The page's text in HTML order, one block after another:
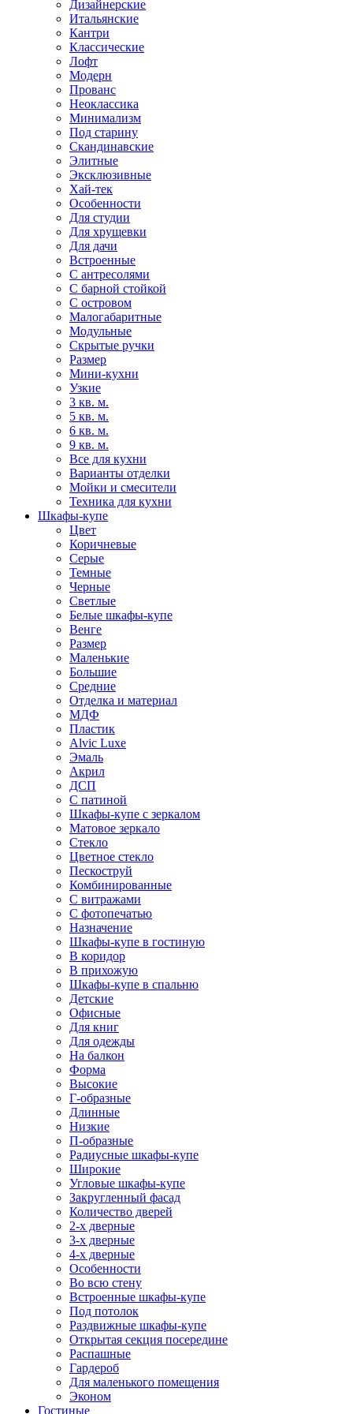
Дизайнерские
Итальянские
Кантри
Классические
Лофт
Модерн
Прованс
Неоклассика
Минимализм
Под старину
Скандинавские
Элитные
Эксклюзивные
Хай-тек
Особенности
Для студии
Для хрущевки
Для дачи
Встроенные
С антресолями
С барной стойкой
С островом
Малогабаритные
Модульные
Скрытые ручки
Размер
Мини-кухни
Узкие
3 кв. м.
5 кв. м.
6 кв. м.
9 кв. м.
Все для кухни
Варианты отделки
Мойки и смесители
Техника для кухни
Шкафы-купе
Цвет
Коричневые
Серые
Темные
Черные
Светлые
Белые шкафы-купе
Венге
Размер
Маленькие
Большие
Средние
Отделка и материал
МДФ
Пластик
Alvic Luxe
Эмаль
Акрил
ДСП
С патиной
Шкафы-купе с зеркалом
Матовое зеркало
Стекло
Цветное стекло
Пескоструй
Комбинированные
С витражами
С фотопечатью
Назначение
Шкафы-купе в гостиную
В коридор
В прихожую
Шкафы-купе в спальню
Детские
Офисные
Для книг
Для одежды
На балкон
Форма
Высокие
Г-образные
Длинные
Низкие
П-образные
Радиусные шкафы-купе
Широкие
Угловые шкафы-купе
Закругленный фасад
Количество дверей
2-х дверные
3-х дверные
4-х дверные
Особенности
Во всю стену
Встроенные шкафы-купе
Под потолок
Раздвижные шкафы-купе
Открытая секция посередине
Распашные
Гардероб
Для маленького помещения
Эконом
Гостиные